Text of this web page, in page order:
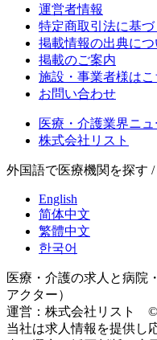
運営者情報
特定商取引法に基
掲載情報の出典につ
掲載のご案内
施設・事業者様はこ
お問い合わせ
医療・介護業界ニュ
株式会社リスト
外国語で医療機関を探す /
English
简体中文
繁體中文
한국어
医療・介護の求人と病院
アクター）
運営：株式会社リスト ©
当社は求人情報を提供し